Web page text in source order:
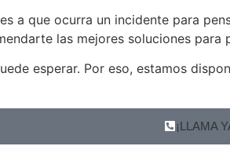
a que ocurra un incidente para
las mejores soluciones
esperar. Por eso, estamos
¡LLAMA